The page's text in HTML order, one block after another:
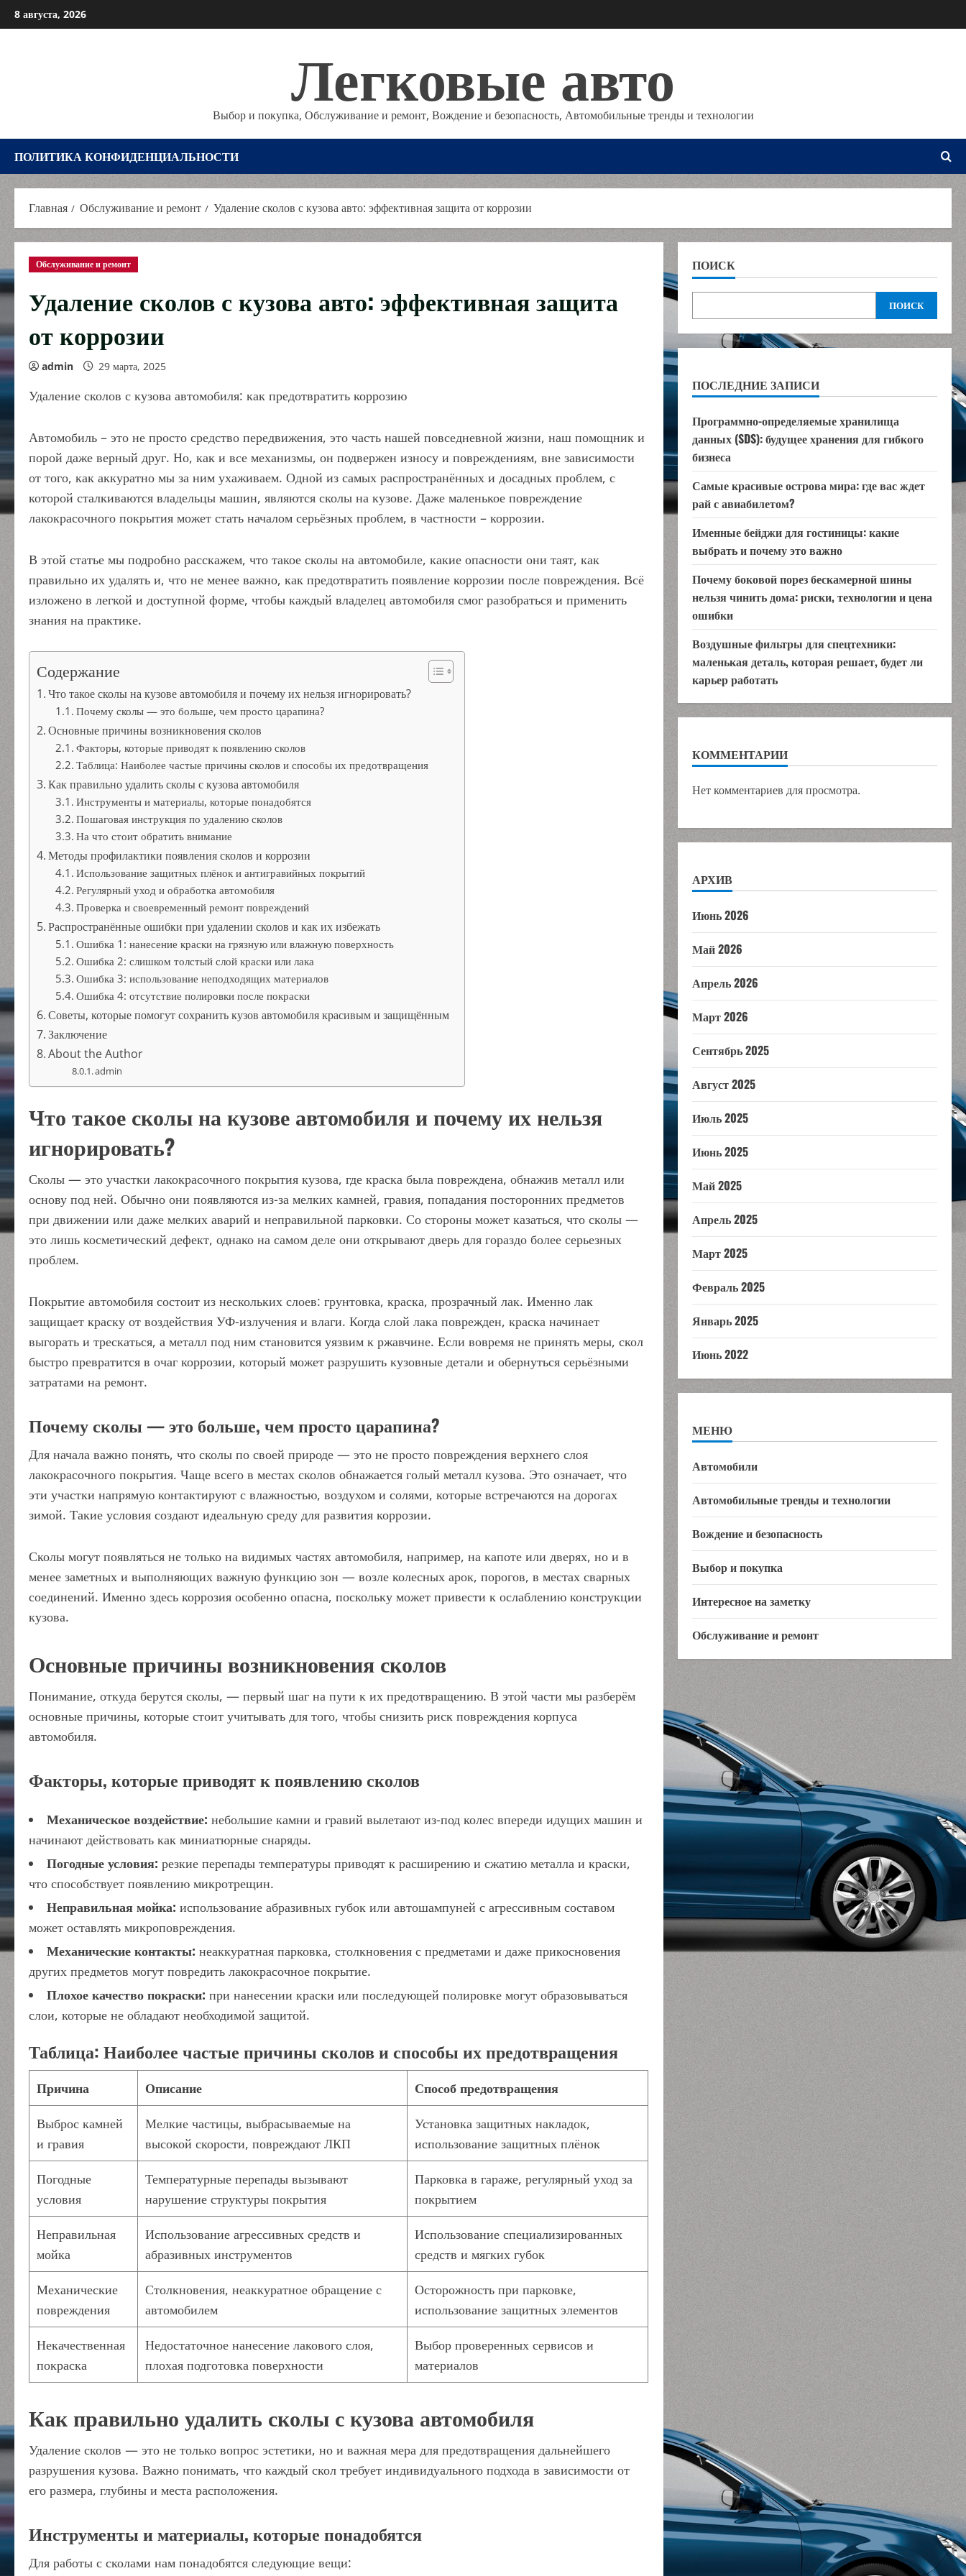
Перейти
к
8 августа, 2026
Легковые авто
Выбор и покупка, Обслуживание и ремонт, Вождение и безопасность, Автомобильные тренды и технологии
ПОЛИТИКА КОНФИДЕНЦИАЛЬНОСТИ
Главная Обслуживание и ремонт Удаление сколов с кузова авто: эффективная защита от коррозии
Обслуживание и ремонт
Удаление сколов с кузова авто: эффективная защита
от коррозии
admin 29 марта, 2025
Удаление сколов с кузова автомобиля: как предотвратить коррозию
Автомобиль – это не просто средство передвижения, это часть нашей повседневной жизни, наш помощник и
порой даже верный друг. Но, как и все механизмы, он подвержен износу и повреждениям, вне зависимости
от того, как аккуратно мы за ним ухаживаем. Одной из самых распространённых и досадных проблем, с
которой сталкиваются владельцы машин, являются сколы на кузове. Даже маленькое повреждение
лакокрасочного покрытия может стать началом серьёзных проблем, в частности – коррозии.
В этой статье мы подробно расскажем, что такое сколы на автомобиле, какие опасности они таят, как
правильно их удалять и, что не менее важно, как предотвратить появление коррозии после повреждения. Всё
изложено в легкой и доступной форме, чтобы каждый владелец автомобиля смог разобраться и применить
знания на практике.
Содержание
Что такое сколы на кузове автомобиля и почему их нельзя игнорировать?
Почему сколы — это больше, чем просто царапина?
Основные причины возникновения сколов
Факторы, которые приводят к появлению сколов
Таблица: Наиболее частые причины сколов и способы их предотвращения
Как правильно удалить сколы с кузова автомобиля
Инструменты и материалы, которые понадобятся
Пошаговая инструкция по удалению сколов
На что стоит обратить внимание
Методы профилактики появления сколов и коррозии
Использование защитных плёнок и антигравийных покрытий
Регулярный уход и обработка автомобиля
Проверка и своевременный ремонт повреждений
Распространённые ошибки при удалении сколов и как их избежать
Ошибка 1: нанесение краски на грязную или влажную поверхность
Ошибка 2: слишком толстый слой краски или лака
Ошибка 3: использование неподходящих материалов
Ошибка 4: отсутствие полировки после покраски
Советы, которые помогут сохранить кузов автомобиля красивым и защищённым
Заключение
About the Author
admin
Что такое сколы на кузове автомобиля и почему их нельзя
игнорировать?
Сколы — это участки лакокрасочного покрытия кузова, где краска была повреждена, обнажив металл или
основу под ней. Обычно они появляются из-за мелких камней, гравия, попадания посторонних предметов
при движении или даже мелких аварий и неправильной парковки. Со стороны может казаться, что сколы —
это лишь косметический дефект, однако на самом деле они открывают дверь для гораздо более серьезных
проблем.
Покрытие автомобиля состоит из нескольких слоев: грунтовка, краска, прозрачный лак. Именно лак
защищает краску от воздействия УФ-излучения и влаги. Когда слой лака поврежден, краска начинает
выгорать и трескаться, а металл под ним становится уязвим к ржавчине. Если вовремя не принять меры, скол
быстро превратится в очаг коррозии, который может разрушить кузовные детали и обернуться серьёзными
затратами на ремонт.
Почему сколы — это больше, чем просто царапина?
Для начала важно понять, что сколы по своей природе — это не просто повреждения верхнего слоя
лакокрасочного покрытия. Чаще всего в местах сколов обнажается голый металл кузова. Это означает, что
эти участки напрямую контактируют с влажностью, воздухом и солями, которые встречаются на дорогах
зимой. Такие условия создают идеальную среду для развития коррозии.
Сколы могут появляться не только на видимых частях автомобиля, например, на капоте или дверях, но и в
менее заметных и выполняющих важную функцию зон — возле колесных арок, порогов, в местах сварных
соединений. Именно здесь коррозия особенно опасна, поскольку может привести к ослаблению конструкции
кузова.
Основные причины возникновения сколов
Понимание, откуда берутся сколы, — первый шаг на пути к их предотвращению. В этой части мы разберём
основные причины, которые стоит учитывать для того, чтобы снизить риск повреждения корпуса
автомобиля.
Факторы, которые приводят к появлению сколов
Механическое воздействие: небольшие камни и гравий вылетают из-под колес впереди идущих машин и
начинают действовать как миниатюрные снаряды.
Погодные условия: резкие перепады температуры приводят к расширению и сжатию металла и краски,
что способствует появлению микротрещин.
Неправильная мойка: использование абразивных губок или автошампуней с агрессивным составом
может оставлять микроповреждения.
Механические контакты: неаккуратная парковка, столкновения с предметами и даже прикосновения
других предметов могут повредить лакокрасочное покрытие.
Плохое качество покраски: при нанесении краски или последующей полировке могут образовываться
слои, которые не обладают необходимой защитой.
Таблица: Наиболее частые причины сколов и способы их предотвращения
Причина Описание Способ предотвращения
Выброс камней
и гравия
Мелкие частицы, выбрасываемые на
высокой скорости, повреждают ЛКП
Установка защитных накладок,
использование защитных плёнок
Погодные
условия
Температурные перепады вызывают
нарушение структуры покрытия
Парковка в гараже, регулярный уход за
покрытием
Неправильная
мойка
Использование агрессивных средств и
абразивных инструментов
Использование специализированных
средств и мягких губок
Механические
повреждения
Столкновения, неаккуратное обращение с
автомобилем
Осторожность при парковке,
использование защитных элементов
Некачественная
покраска
Недостаточное нанесение лакового слоя,
плохая подготовка поверхности
Выбор проверенных сервисов и
материалов
Как правильно удалить сколы с кузова автомобиля
Удаление сколов — это не только вопрос эстетики, но и важная мера для предотвращения дальнейшего
разрушения кузова. Важно понимать, что каждый скол требует индивидуального подхода в зависимости от
его размера, глубины и места расположения.
Инструменты и материалы, которые понадобятся
Для работы с сколами нам понадобятся следующие вещи:
ПОИСК
ПОИСК
ПОСЛЕДНИЕ ЗАПИСИ
Программно-определяемые хранилища
данных (SDS): будущее хранения для гибкого
бизнеса
Самые красивые острова мира: где вас ждет
рай с авиабилетом?
Именные бейджи для гостиницы: какие
выбрать и почему это важно
Почему боковой порез бескамерной шины
нельзя чинить дома: риски, технологии и цена
ошибки
Воздушные фильтры для спецтехники:
маленькая деталь, которая решает, будет ли
карьер работать
КОММЕНТАРИИ
Нет комментариев для просмотра.
АРХИВ
Июнь 2026
Май 2026
Апрель 2026
Март 2026
Сентябрь 2025
Август 2025
Июль 2025
Июнь 2025
Май 2025
Апрель 2025
Март 2025
Февраль 2025
Январь 2025
Июнь 2022
МЕНЮ
Автомобили
Автомобильные тренды и технологии
Вождение и безопасность
Выбор и покупка
Интересное на заметку
Обслуживание и ремонт